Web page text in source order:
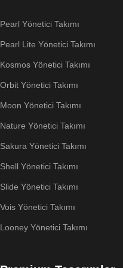
Pearl Yönetici Takımı
Pearl Lite Yönetici Takımı
Kosmos Yönetici Takımı
Orbit Yönetici Takımı
Moon Yönetici Takımı
Nature Yönetici Takımı
Sakura Yönetici Takımı
Shell Yönetici Takımı
Slide Yönetici Takımı
Vois Yönetici Takımı
Looney Yönetici Takımı